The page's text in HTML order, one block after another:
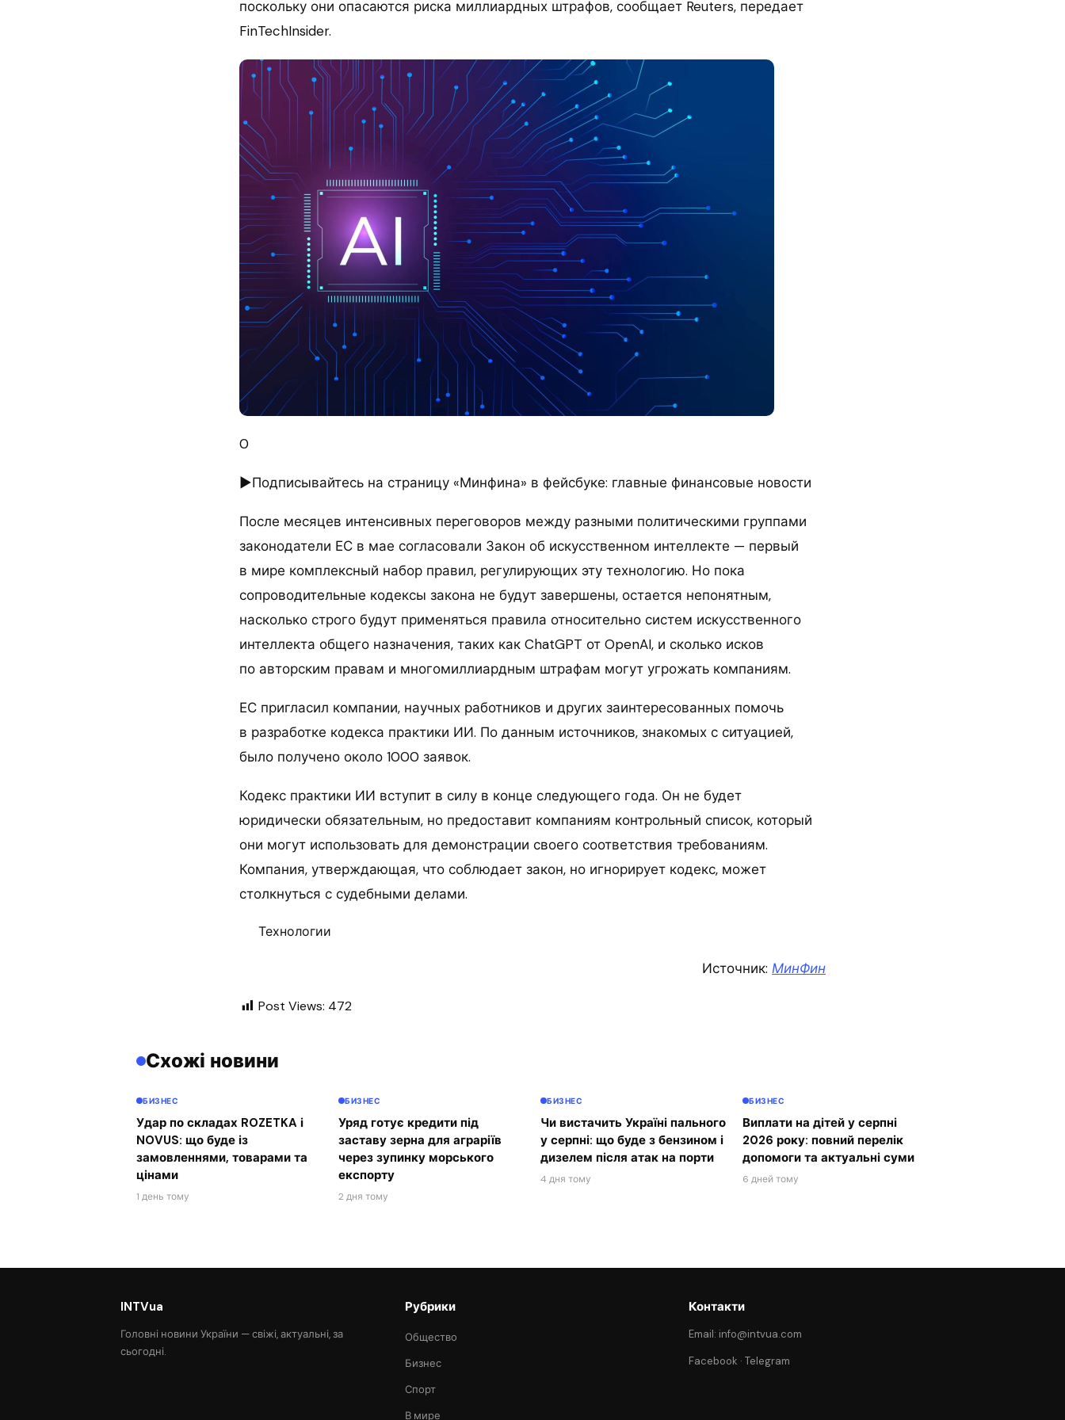
поскольку они опасаются риска миллиардных штрафов, сообщает Reuters, передает
FinTechInsider.
0
►Подписывайтесь на страницу «Минфина» в фейсбуке: главные финансовые новости
После месяцев интенсивных переговоров между разными политическими группами
законодатели ЕС в мае согласовали Закон об искусственном интеллекте — первый
в мире комплексный набор правил, регулирующих эту технологию. Но пока
сопроводительные кодексы закона не будут завершены, остается непонятным,
насколько строго будут применяться правила относительно систем искусственного
интеллекта общего назначения, таких как ChatGPT от OpenAI, и сколько исков
по авторским правам и многомиллиардным штрафам могут угрожать компаниям.
ЕС пригласил компании, научных работников и других заинтересованных помочь
в разработке кодекса практики ИИ. По данным источников, знакомых с ситуацией,
было получено около 1000 заявок.
Кодекс практики ИИ вступит в силу в конце следующего года. Он не будет
юридически обязательным, но предоставит компаниям контрольный список, который
они могут использовать для демонстрации своего соответствия требованиям.
Компания, утверждающая, что соблюдает закон, но игнорирует кодекс, может
столкнуться с судебными делами.
Технологии
Источник: МинФин
Post Views: 472
Схожі новини
БИЗНЕС
Удар по складах ROZETKA і
NOVUS: що буде із
замовленнями, товарами та
цінами
1 день тому
БИЗНЕС
Уряд готує кредити під
заставу зерна для аграріїв
через зупинку морського
експорту
2 дня тому
БИЗНЕС
Чи вистачить Україні пального
у серпні: що буде з бензином і
дизелем після атак на порти
4 дня тому
БИЗНЕС
Виплати на дітей у серпні
2026 року: повний перелік
допомоги та актуальні суми
6 дней тому
INTVua
Головні новини України — свіжі, актуальні, за
сьогодні.
Рубрики
Общество
Бизнес
Спорт
В мире
Контакти
Email: info@intvua.com
Facebook ·Telegram